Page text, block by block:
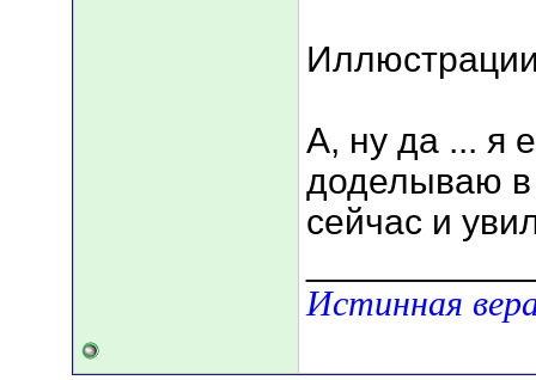
А, ну да ... я
доделываю в
сейчас и
Истинная